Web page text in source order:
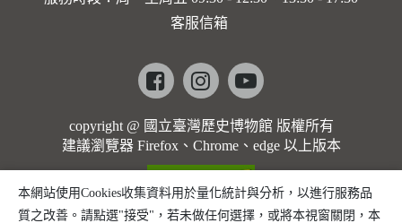
命的依戀
馬勒大地
之歌】
客服信箱
Facebookinstagramyoutube
copyright @ 國立臺灣歷史博物館 版權所有
建議瀏覽器 Firefox、Chrome、edge 以上版本
本網站使用Cookies收集資料用於量化統計與分析，以進行服務品
質之改善。請點選"接受"，若未做任何選擇，或將本視窗關閉，本